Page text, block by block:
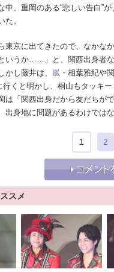
中、重岡のある“悲しい告白”が
た。
東京に出てきたので、なかな
いうか……」と、関西出身者
かし藤井は、 嵐 ・相葉雅紀や
くと明かし、桐山もタッキー
は「関西出身だから友だちが
出身地に問題があるわけではな
1 2
スメ